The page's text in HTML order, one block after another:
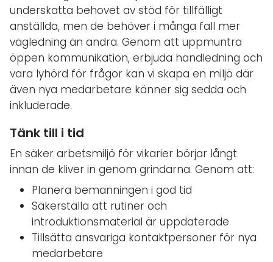
underskatta behovet av stöd för tillfälligt
anställda, men de behöver i många fall mer
vägledning än andra. Genom att uppmuntra
öppen kommunikation, erbjuda handledning och
vara lyhörd för frågor kan vi skapa en miljö där
även nya medarbetare känner sig sedda och
inkluderade.
Tänk till i tid
En säker arbetsmiljö för vikarier börjar långt
innan de kliver in genom grindarna. Genom att:
Planera bemanningen i god tid
Säkerställa att rutiner och
introduktionsmaterial är uppdaterade
Tillsätta ansvariga kontaktpersoner för nya
medarbetare